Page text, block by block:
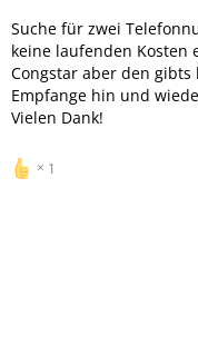
Suche für zwei
keine laufenden Kosten
Congstar aber den
Empfange hin und
Vielen Dank!
1